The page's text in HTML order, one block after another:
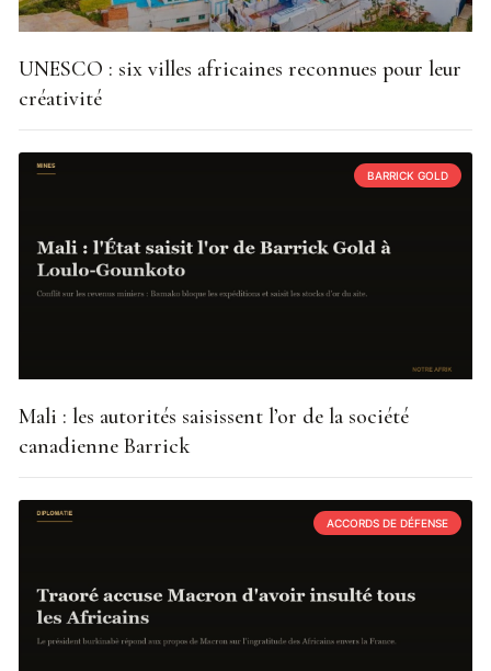
UNESCO : six villes africaines reconnues pour leur
créativité
BARRICK GOLD
Mali : les autorités saisissent l’or de la société
canadienne Barrick
ACCORDS DE DÉFENSE